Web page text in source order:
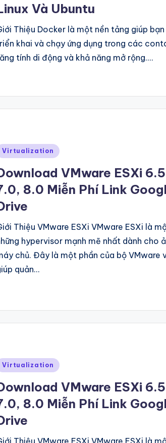
Và Ubuntu
Thiệu Docker là một nền tảng giúp
khai và chạy ứng dụng trong các
tính di động và khả năng mở rộng.…
Virtualization
VMware ESXi
8.0 Miễn Phí Link
Thiệu VMware ESXi VMware ESXi là
hypervisor mạnh mẽ nhất dành cho
chủ. Đây là một phần của bộ VMware
quản…
Virtualization
VMware ESXi
8.0 Miễn Phí Link
Thiệu VMware ESXi VMware ESXi là